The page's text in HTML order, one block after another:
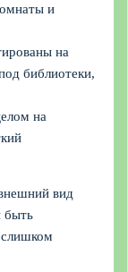
и
на
библиотеки,
на
вид
быть